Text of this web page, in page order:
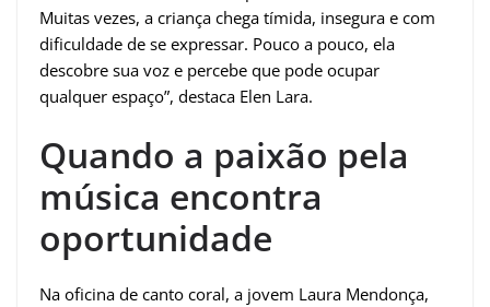
Muitas vezes, a criança chega tímida, insegura e com
dificuldade de se expressar. Pouco a pouco, ela
descobre sua voz e percebe que pode ocupar
qualquer espaço”, destaca Elen Lara.
Quando a paixão pela
música encontra
oportunidade
Na oficina de canto coral, a jovem Laura Mendonça,